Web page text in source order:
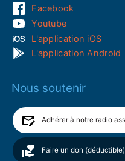
Facebook
Youtube
L'application iOS
L'application Android
Nous soutenir
Adhérer à notre radio
Faire un don (déductible)